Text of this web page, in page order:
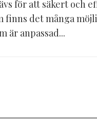
för att säkert och
finns det många
är anpassad...